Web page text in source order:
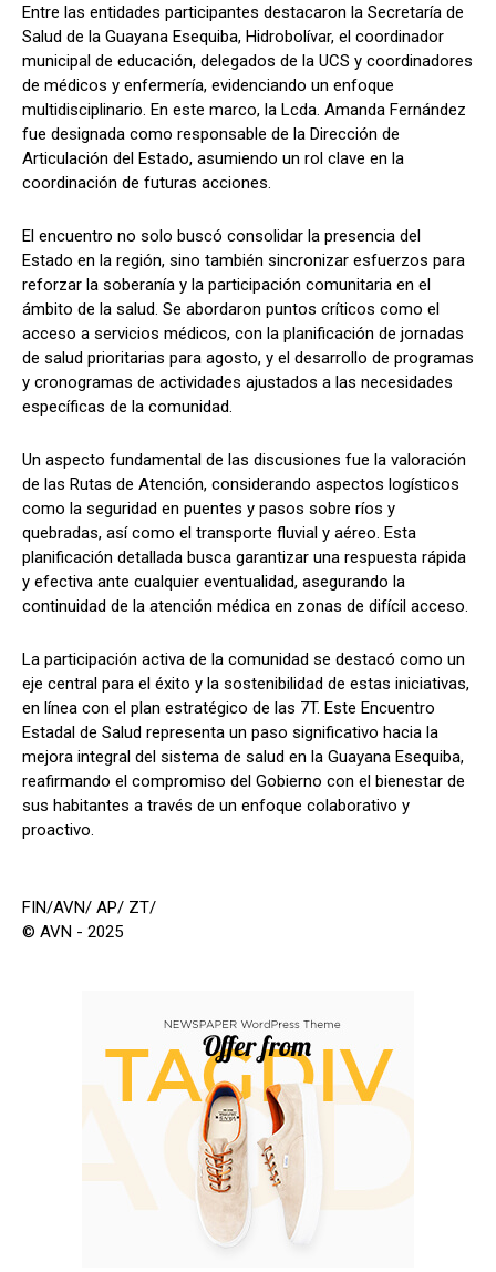
Entre las entidades participantes destacaron la Secretaría de
Salud de la Guayana Esequiba, Hidrobolívar, el coordinador
municipal de educación, delegados de la UCS y coordinadores
de médicos y enfermería, evidenciando un enfoque
multidisciplinario. En este marco, la Lcda. Amanda Fernández
fue designada como responsable de la Dirección de
Articulación del Estado, asumiendo un rol clave en la
coordinación de futuras acciones.
El encuentro no solo buscó consolidar la presencia del
Estado en la región, sino también sincronizar esfuerzos para
reforzar la soberanía y la participación comunitaria en el
ámbito de la salud. Se abordaron puntos críticos como el
acceso a servicios médicos, con la planificación de jornadas
de salud prioritarias para agosto, y el desarrollo de programas
y cronogramas de actividades ajustados a las necesidades
específicas de la comunidad.
Un aspecto fundamental de las discusiones fue la valoración
de las Rutas de Atención, considerando aspectos logísticos
como la seguridad en puentes y pasos sobre ríos y
quebradas, así como el transporte fluvial y aéreo. Esta
planificación detallada busca garantizar una respuesta rápida
y efectiva ante cualquier eventualidad, asegurando la
continuidad de la atención médica en zonas de difícil acceso.
La participación activa de la comunidad se destacó como un
eje central para el éxito y la sostenibilidad de estas iniciativas,
en línea con el plan estratégico de las 7T. Este Encuentro
Estadal de Salud representa un paso significativo hacia la
mejora integral del sistema de salud en la Guayana Esequiba,
reafirmando el compromiso del Gobierno con el bienestar de
sus habitantes a través de un enfoque colaborativo y
proactivo.
FIN/AVN/ AP/ ZT/
© AVN - 2025